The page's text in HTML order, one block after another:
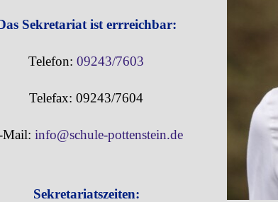
Sekretariat ist errreichbar:
Telefon:09243/7603
Telefax: 09243/7604
Mail: info@schule-pottenstein.de
Sekretariatszeiten: